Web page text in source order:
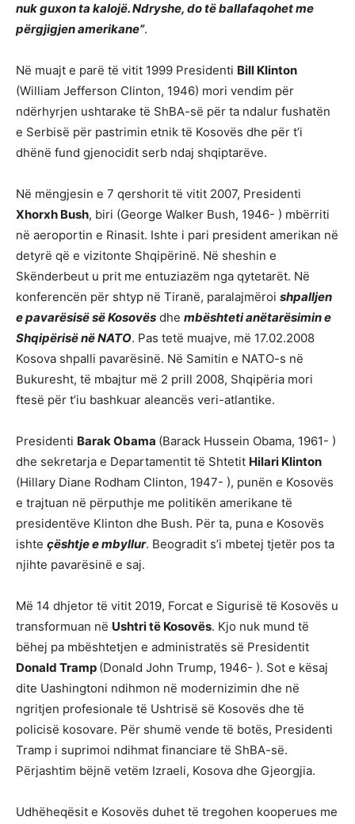
nuk guxon ta kalojë. Ndryshe, do të ballafaqohet me
përgjigjen amerikane”.
Në muajt e parë të vitit 1999 Presidenti Bill Klinton
(William Jefferson Clinton, 1946) mori vendim për
ndërhyrjen ushtarake të ShBA-së për ta ndalur fushatën
e Serbisë për pastrimin etnik të Kosovës dhe për t’i
dhënë fund gjenocidit serb ndaj shqiptarëve.
Në mëngjesin e 7 qershorit të vitit 2007, Presidenti
Xhorxh Bush, biri (George Walker Bush, 1946- ) mbërriti
në aeroportin e Rinasit. Ishte i pari president amerikan në
detyrë që e vizitonte Shqipërinë. Në sheshin e
Skënderbeut u prit me entuziazëm nga qytetarët. Në
konferencën për shtyp në Tiranë, paralajmëroi shpalljen
e pavarësisë së Kosovës dhe mbështeti anëtarësimin e
Shqipërisë në NATO. Pas tetë muajve, më 17.02.2008
Kosova shpalli pavarësinë. Në Samitin e NATO-s në
Bukuresht, të mbajtur më 2 prill 2008, Shqipëria mori
ftesë për t’iu bashkuar aleancës veri-atlantike.
Presidenti Barak Obama (Barack Hussein Obama, 1961- )
dhe sekretarja e Departamentit të Shtetit Hilari Klinton
(Hillary Diane Rodham Clinton, 1947- ), punën e Kosovës
e trajtuan në përputhje me politikën amerikane të
presidentëve Klinton dhe Bush. Për ta, puna e Kosovës
ishte çështje e mbyllur. Beogradit s’i mbetej tjetër pos ta
njihte pavarësinë e saj.
Më 14 dhjetor të vitit 2019, Forcat e Sigurisë të Kosovës u
transformuan në Ushtri të Kosovës. Kjo nuk mund të
bëhej pa mbështetjen e administratës së Presidentit
Donald Tramp (Donald John Trump, 1946- ). Sot e kësaj
dite Uashingtoni ndihmon në modernizimin dhe në
ngritjen profesionale të Ushtrisë së Kosovës dhe të
policisë kosovare. Për shumë vende të botës, Presidenti
Tramp i suprimoi ndihmat financiare të ShBA-së.
Përjashtim bëjnë vetëm Izraeli, Kosova dhe Gjeorgjia.
Udhëheqësit e Kosovës duhet të tregohen kooperues me